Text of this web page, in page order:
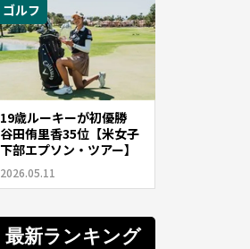
ゴルフ
19歳ルーキーが初優勝
谷田侑里香35位【米女子
下部エプソン・ツアー】
2026.05.11
最新ランキング